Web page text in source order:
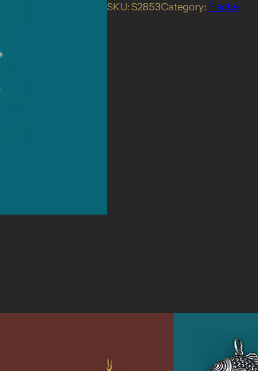
SKU: S2853Category: Fische